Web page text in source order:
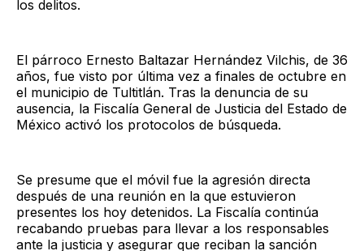
los delitos.
El párroco Ernesto Baltazar Hernández Vilchis, de 36
años, fue visto por última vez a finales de octubre en
el municipio de Tultitlán. Tras la denuncia de su
ausencia, la Fiscalía General de Justicia del Estado de
México activó los protocolos de búsqueda.
Se presume que el móvil fue la agresión directa
después de una reunión en la que estuvieron
presentes los hoy detenidos. La Fiscalía continúa
recabando pruebas para llevar a los responsables
ante la justicia y asegurar que reciban la sanción